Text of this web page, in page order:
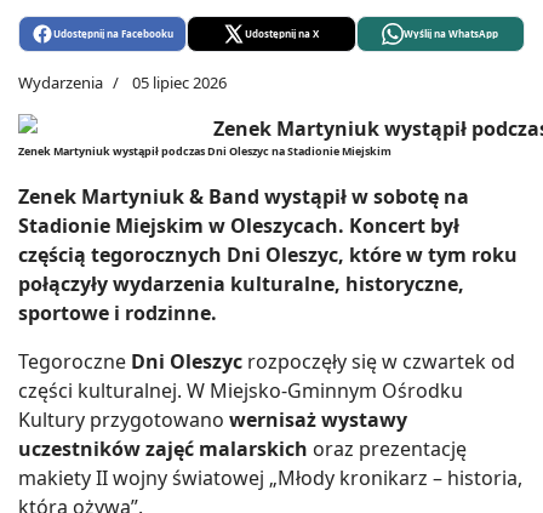
Udostępnij na Facebooku Udostępnij na X Wyślij na WhatsApp
Wydarzenia 05 lipiec 2026
Zenek Martyniuk wystąpił podczas Dni Oleszyc na Stadionie Miejskim
Zenek Martyniuk & Band wystąpił w sobotę na
Stadionie Miejskim w Oleszycach. Koncert był
częścią tegorocznych Dni Oleszyc, które w tym roku
połączyły wydarzenia kulturalne, historyczne,
sportowe i rodzinne.
Tegoroczne Dni Oleszyc rozpoczęły się w czwartek od
części kulturalnej. W Miejsko-Gminnym Ośrodku
Kultury przygotowano wernisaż wystawy
uczestników zajęć malarskich oraz prezentację
makiety II wojny światowej „Młody kronikarz – historia,
która ożywa”.